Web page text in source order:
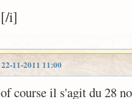
[/i]
22-11-2011 11:00
of course il s'agit du 28